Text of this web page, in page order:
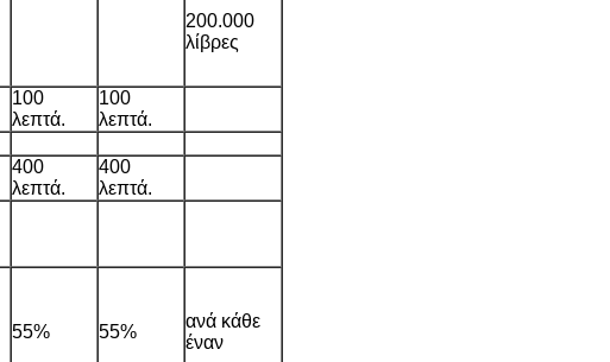
200.000
λίβρες
100
λεπτά.
100
λεπτά.
400
λεπτά.
400
λεπτά.
55% 55%
ανά κάθε
έναν